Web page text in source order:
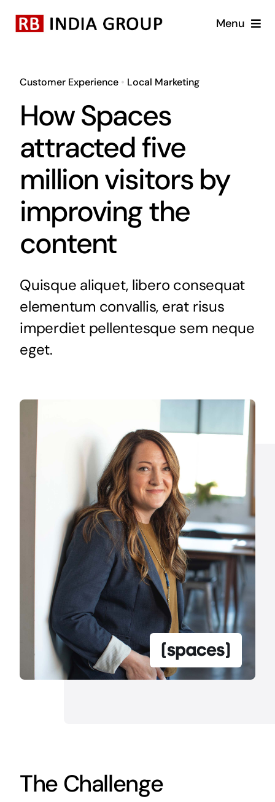
Menu
Business Units
Brands
Blog
Customer Experience• Local Marketing
How Spaces
attracted five
million visitors by
improving the
content
Quisque aliquet, libero consequat
elementum convallis, erat risus
imperdiet pellentesque sem neque
eget.
The Challenge